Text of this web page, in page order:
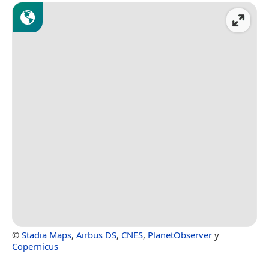
© Stadia Maps, Airbus DS, CNES, PlanetObserver y
Copernicus